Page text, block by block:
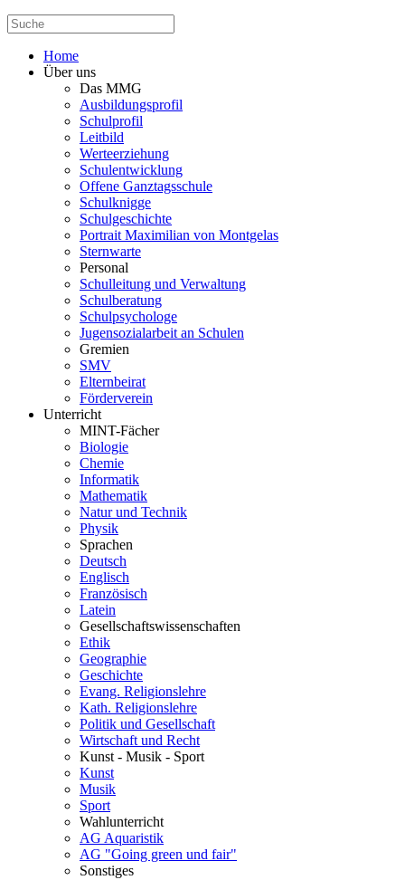
Home
Über uns
Das MMG
Ausbildungsprofil
Schulprofil
Leitbild
Werteerziehung
Schulentwicklung
Offene Ganztagsschule
Schulknigge
Schulgeschichte
Portrait Maximilian von Montgelas
Sternwarte
Personal
Schulleitung und Verwaltung
Schulberatung
Schulpsychologe
Jugensozialarbeit an Schulen
Gremien
SMV
Elternbeirat
Förderverein
Unterricht
MINT-Fächer
Biologie
Chemie
Informatik
Mathematik
Natur und Technik
Physik
Sprachen
Deutsch
Englisch
Französisch
Latein
Gesellschaftswissenschaften
Ethik
Geographie
Geschichte
Evang. Religionslehre
Kath. Religionslehre
Politik und Gesellschaft
Wirtschaft und Recht
Kunst - Musik - Sport
Kunst
Musik
Sport
Wahlunterricht
AG Aquaristik
AG "Going green und fair"
Sonstiges